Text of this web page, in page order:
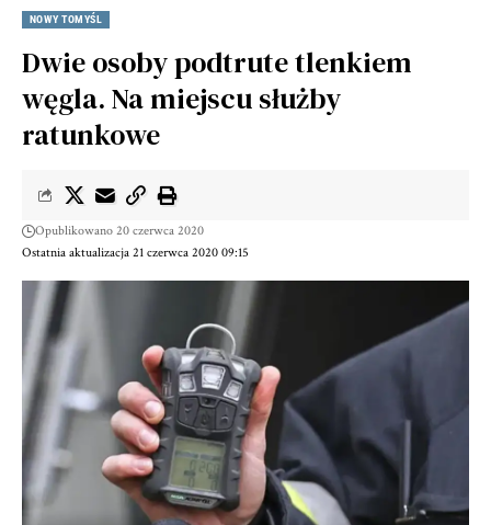
NOWY TOMYŚL
Dwie osoby podtrute tlenkiem
węgla. Na miejscu służby
ratunkowe
Ostatnia aktualizacja 21 czerwca 2020 09:15
Opublikowano 20 czerwca 2020